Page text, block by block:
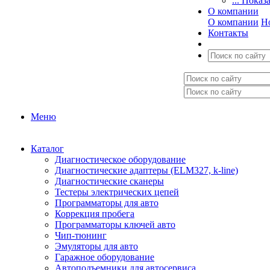
О компании
О компании
Контакты
Меню
Каталог
Диагностическое оборудование
Диагностические адаптеры (ELM327, k-line)
Диагностические сканеры
Тестеры электрических цепей
Программаторы для авто
Коррекция пробега
Программаторы ключей авто
Чип-тюнинг
Эмуляторы для авто
Гаражное оборудование
Автоподъемники для автосервиса